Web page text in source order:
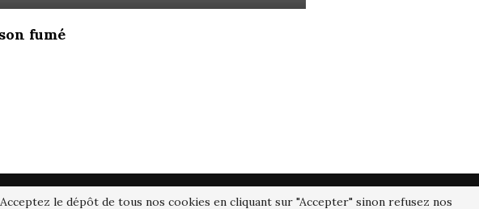
fumé
YOUTUBE
TIKTOK
le dépôt de tous nos cookies en cliquant sur "Accepter" sinon refusez nos